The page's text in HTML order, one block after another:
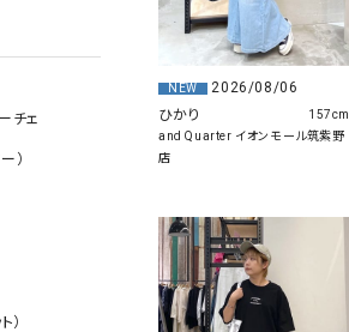
チェ
）
）
NEW
2026/08/06
ひかり
and Quarter イオンモール筑紫野
店
157cm